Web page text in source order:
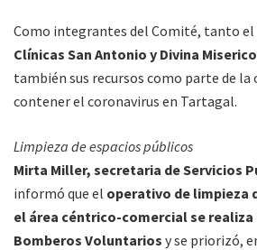
Como integrantes del Comité, tanto el
Clínicas San Antonio y Divina
también sus recursos como parte de la
contener el coronavirus en Tartagal.
Limpieza de espacios públicos
Mirta Miller, secretaria de Servicios
informó que el operativo de limpieza
el área céntrico-comercial se
Bomberos Voluntarios y se priorizó,